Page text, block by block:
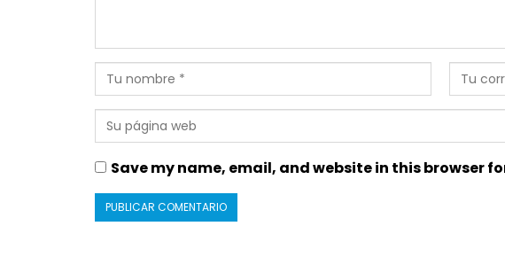
Save my name, email, and website in this browser